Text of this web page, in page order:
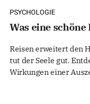
PSYCHOLOGIE
Was eine
Reisen erweitert den
tut der Seele gut.
Wirkungen einer